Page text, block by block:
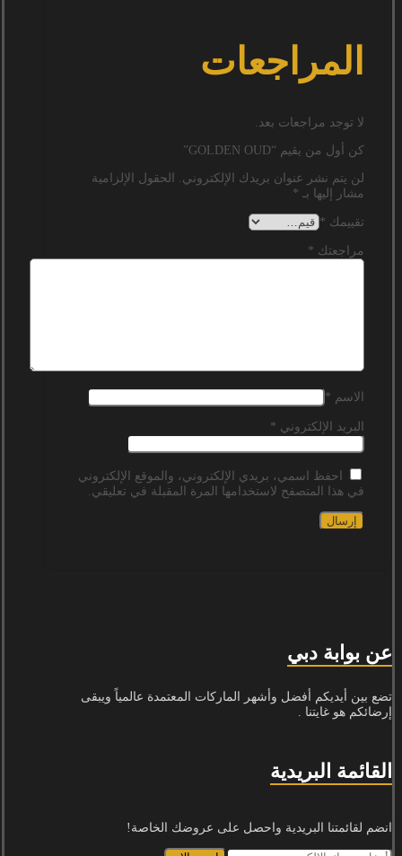
المراجعات
لا توجد مراجعات بعد.
كن أول من يقيم “GOLDEN OUD”
لن يتم نشر عنوان بريدك الإلكتروني.
الحقول الإلزامية
مشار إليها بـ *
تقييمك *
مراجعتك *
الاسم *
البريد الإلكتروني *
احفظ اسمي، بريدي الإلكتروني، والموقع الإلكتروني
في هذا المتصفح لاستخدامها المرة المقبلة في تعليقي.
عن بوابة دبي
تضع بين أيديكم أفضل وأشهر الماركات المعتمدة عالمياً ويبقى
إرضائكم هو غايتنا .
القائمة البريدية
انضم لقائمتنا البريدية واحصل على عروضك الخاصة!